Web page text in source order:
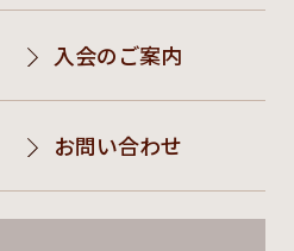
入会のご案内
お問い合わせ